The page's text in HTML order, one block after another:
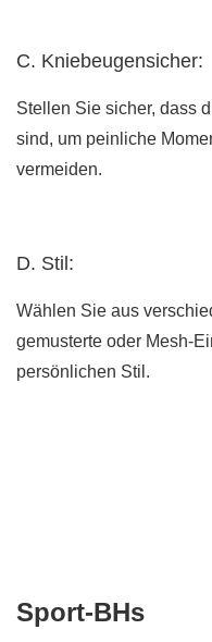
C. Kniebeugensicher:
Stellen Sie sicher, dass
sind, um peinliche
vermeiden.
D. Stil:
Wählen Sie aus
gemusterte oder Mesh-
persönlichen Stil.
Sport-BHs